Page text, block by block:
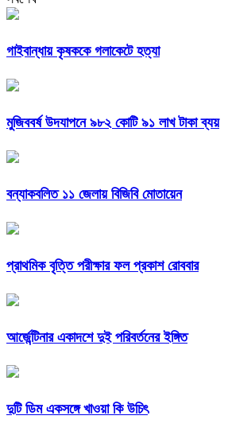
গাইবান্ধায় কৃষককে গলাকেটে হত্যা
মুজিববর্ষ উদযাপনে ৯৮২ কোটি ৯১ লাখ টাকা ব্যয়
বন্যাকবলিত ১১ জেলায় বিজিবি মোতায়েন
প্রাথমিক বৃত্তি পরীক্ষার ফল প্রকাশ রোববার
আর্জেন্টিনার একাদশে দুই পরিবর্তনের ইঙ্গিত
দুটি ডিম একসঙ্গে খাওয়া কি উচিৎ